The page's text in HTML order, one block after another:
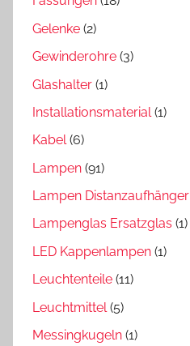
Gelenke (2)
Gewinderohre (3)
Glashalter (1)
Installationsmaterial(1)
Kabel(6)
Lampen (91)
Lampen Distanzaufhänger
Lampenglas Ersatzglas (1)
LED Kappenlampen (1)
Leuchtenteile (11)
Leuchtmittel (5)
Messingkugeln (1)